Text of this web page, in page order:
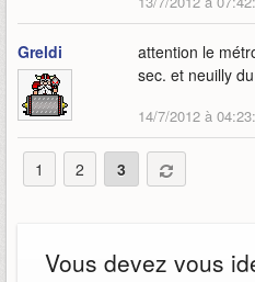
Greldi
attention le
sec. et neuilly
14/7/2012 à
1 2 3
Vous devez vous